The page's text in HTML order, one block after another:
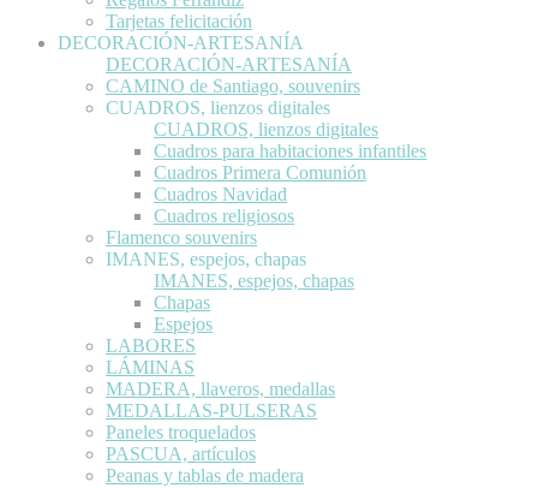
Tarjetas felicitación
DECORACIÓN-ARTESANÍA
DECORACIÓN-ARTESANÍA
CAMINO de Santiago, souvenirs
CUADROS, lienzos digitales
CUADROS, lienzos digitales
Cuadros para habitaciones infantiles
Cuadros Primera Comunión
Cuadros Navidad
Cuadros religiosos
Flamenco souvenirs
IMANES, espejos, chapas
IMANES, espejos, chapas
Chapas
Espejos
LABORES
LÁMINAS
MADERA, llaveros, medallas
MEDALLAS-PULSERAS
Paneles troquelados
PASCUA, artículos
Peanas y tablas de madera